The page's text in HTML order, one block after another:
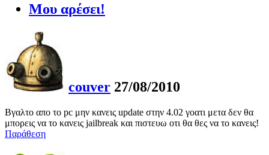
Μου αρέσει!
couver 27/08/2010
Βγαλτο απο το pc μην κανεις update στην 4.02 γοατι μετα δεν θα
μπορεις να το κανεις jailbreak και πιστευω οτι θα θες να το κανεις!
Παράθεση